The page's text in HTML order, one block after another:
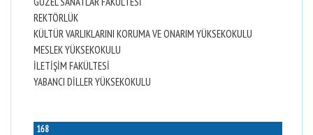
REKTÖRLÜK
KÜLTÜR VARLIKLARINI KORUMA VE ONARIM YÜKSEKOKULU
MESLEK YÜKSEKOKULU
İLETİŞİM FAKÜLTESİ
YABANCI DİLLER YÜKSEKOKULU
168